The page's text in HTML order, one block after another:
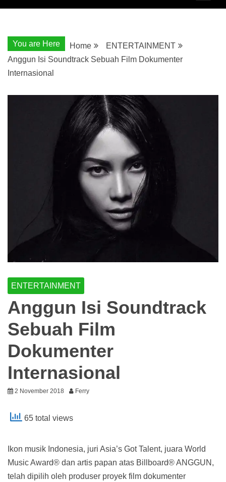
You are Here Home
ENTERTAINMENT
Anggun Isi Soundtrack Sebuah Film Dokumenter
Internasional
ENTERTAINMENT
Anggun Isi Soundtrack
Sebuah Film
Dokumenter
Internasional
2 November 2018 Ferry
65 total views
Ikon musik Indonesia, juri Asia’s Got Talent, juara World
Music Award® dan artis papan atas Billboard® ANGGUN,
telah dipilih oleh produser proyek film dokumenter